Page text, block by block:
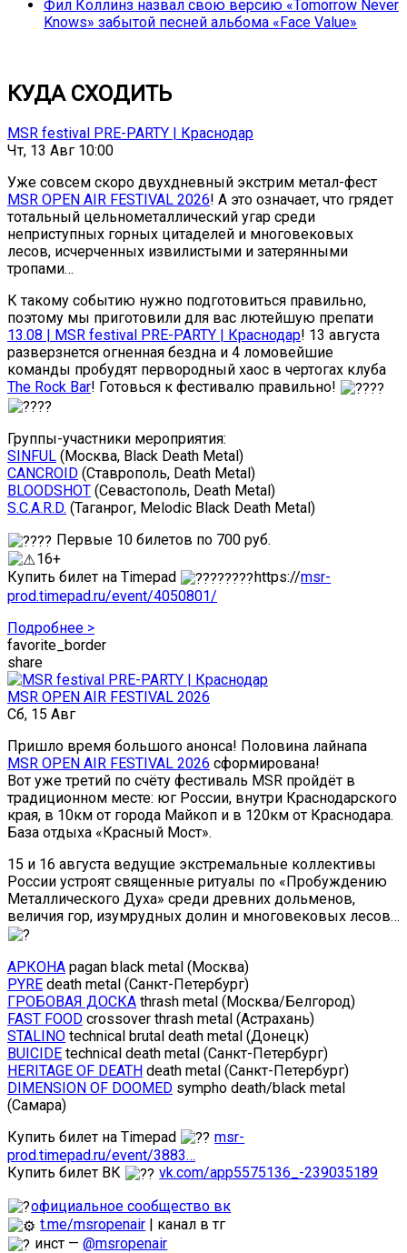
Фил Коллинз назвал свою версию «Tomorrow Never
Knows» забытой песней альбома «Face Value»
КУДА СХОДИТЬ
MSR festival PRE-PARTY | Краснодар
Чт, 13 Авг 10:00
Уже совсем скоро двухдневный экстрим метал-фест
MSR OPEN AIR FESTIVAL 2026! А это означает, что грядет
тотальный цельнометаллический угар среди
неприступных горных цитаделей и многовековых
лесов, исчерченных извилистыми и затерянными
тропами…
К такому событию нужно подготовиться правильно,
поэтому мы приготовили для вас лютейшую препати
13.08 | MSR festival PRE-PARTY | Краснодар! 13 августа
разверзнется огненная бездна и 4 ломовейшие
команды пробудят первородный хаос в чертогах клуба
The Rock Bar! Готовься к фестивалю правильно!
Группы-участники мероприятия:
SINFUL (Москва, Black Death Metal)
CANCROID (Ставрополь, Death Metal)
BLOODSHOT (Севастополь, Death Metal)
S.C.A.R.D. (Таганрог, Melodic Black Death Metal)
Первые 10 билетов по 700 руб.
16+
Купить билет на Timepad
https://msr-
prod.timepad.ru/event/4050801/
Подробнее >
favorite_border
share
MSR OPEN AIR FESTIVAL 2026
Сб, 15 Авг
Пришло время большого анонса! Половина лайнапа
MSR OPEN AIR FESTIVAL 2026 сформирована!
Вот уже третий по счёту фестиваль MSR пройдёт в
традиционном месте: юг России, внутри Краснодарского
края, в 10км от города Майкоп и в 120км от Краснодара.
База отдыха «Красный Мост».
15 и 16 августа ведущие экстремальные коллективы
России устроят священные ритуалы по «Пробуждению
Металлического Духа» среди древних дольменов,
величия гор, изумрудных долин и многовековых лесов…
АРКОНА pagan black metal (Москва)
PYRE death metal (Санкт-Петербург)
ГРОБОВАЯ ДОСКА thrash metal (Москва/Белгород)
FAST FOOD crossover thrash metal (Астрахань)
STALINO technical brutal death metal (Донецк)
BUICIDE technical death metal (Санкт-Петербург)
HERITAGE OF DEATH death metal (Санкт-Петербург)
DIMENSION OF DOOMED sympho death/black metal
(Самара)
Купить билет на Timepad
msr-
prod.timepad.ru/event/3883…
Купить билет ВК
vk.com/app5575136_-239035189
официальное сообщество вк
t.me/msropenair | канал в тг
инст —@msropenair